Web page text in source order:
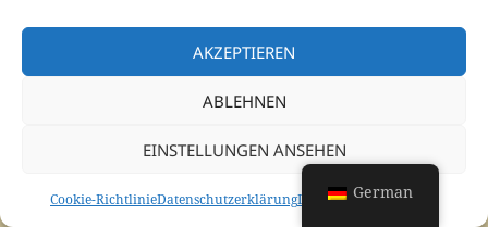
AKZEPTIEREN
ABLEHNEN
EINSTELLUNGEN ANSEHEN
Cookie-RichtlinieDatenschutzerklärungDatenschutzerklärung
German